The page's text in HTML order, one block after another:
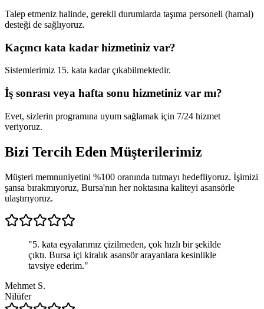
Talep etmeniz halinde, gerekli durumlarda taşıma personeli (hamal)
desteği de sağlıyoruz.
Kaçıncı kata kadar hizmetiniz var?
Sistemlerimiz 15. kata kadar çıkabilmektedir.
İş sonrası veya hafta sonu hizmetiniz var mı?
Evet, sizlerin programına uyum sağlamak için 7/24 hizmet
veriyoruz.
Bizi Tercih Eden Müşterilerimiz
Müşteri memnuniyetini %100 oranında tutmayı hedefliyoruz. İşimizi
şansa bırakmıyoruz, Bursa'nın her noktasına kaliteyi asansörle
ulaştırıyoruz.
"5. kata eşyalarımız çizilmeden, çok hızlı bir şekilde
çıktı. Bursa içi kiralık asansör arayanlara kesinlikle
tavsiye ederim."
Mehmet S.
Nilüfer